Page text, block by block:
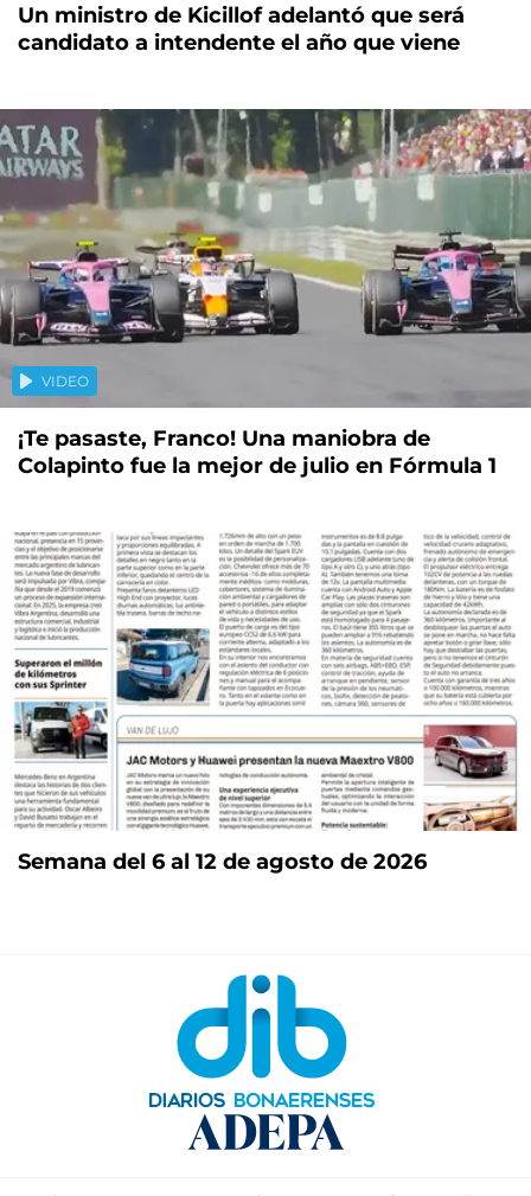
Un ministro de Kicillof adelantó que será
candidato a intendente el año que viene
VIDEO
¡Te pasaste, Franco! Una maniobra de
Colapinto fue la mejor de julio en Fórmula 1
Semana del 6 al 12 de agosto de 2026